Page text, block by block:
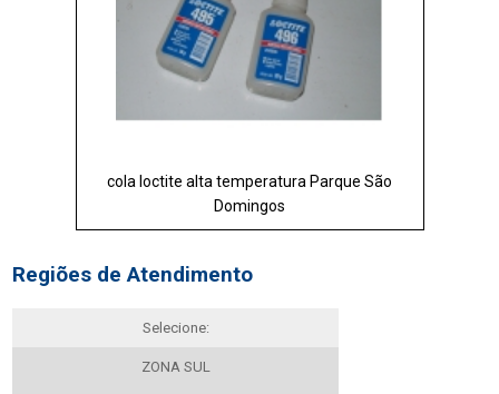
cola loctite alta temperatura Parque São
Domingos
Regiões de Atendimento
Selecione:
ZONA SUL